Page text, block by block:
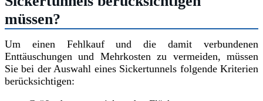
müssen?
Um einen Fehlkauf und die damit verbundenen
Enttäuschungen und Mehrkosten zu vermeiden, müssen
Sie bei der Auswahl eines Sickertunnels folgende Kriterien
berücksichtigen: